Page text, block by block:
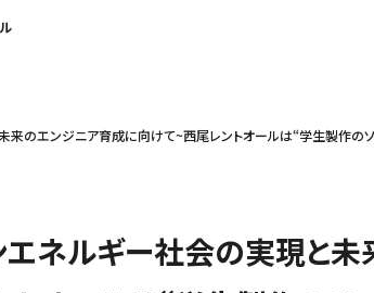
来のエンジニア育成に向けて~西尾レントオールは“学生製作の
エネルギー社会の実現と